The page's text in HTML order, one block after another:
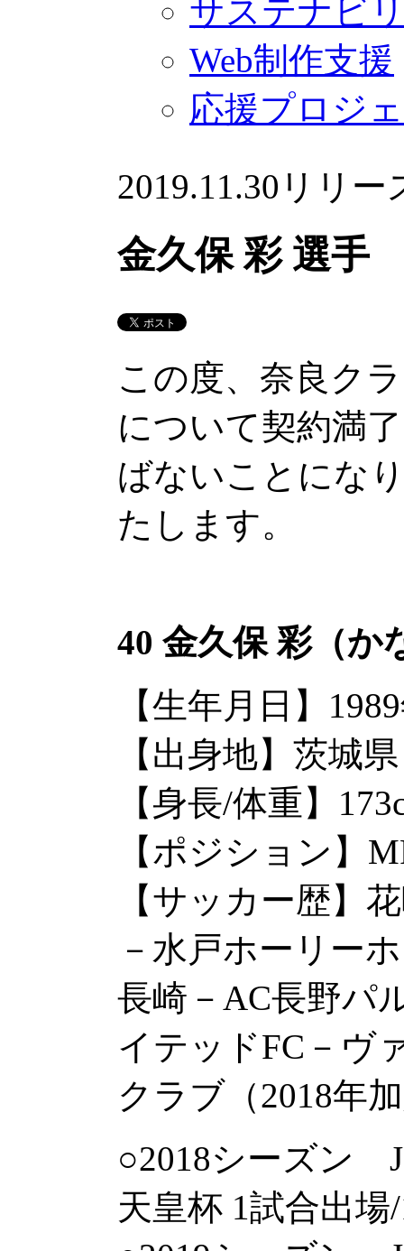
サステナビ
Web制作支援
応援プロジ
2019.11.30 リリー
金久保 彩 選手
この度、奈良ク
について契約満
ばないことにな
たします。
40 金久保 彩（か
【生年月日】
【出身地】茨城県
【身長/体重】
【ポジション】
【サッカー歴】
－水戸ホーリー
長崎－AC長野パ
イテッドFC－ヴ
クラブ（2018年
○2018シーズン
天皇杯 1試合出場